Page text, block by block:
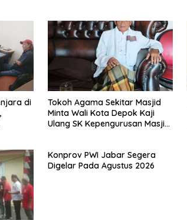
di
Tokoh Agama Sekitar Masjid
Minta Wali Kota Depok Kaji
Ulang SK Kepengurusan Masjid
Konprov PWI Jabar Segera
Digelar Pada Agustus 2026